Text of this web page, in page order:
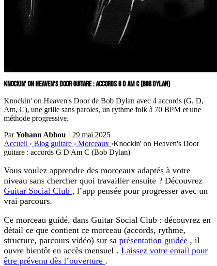
KNOCKIN' ON HEAVEN'S DOOR GUITARE : ACCORDS G D AM C (BOB DYLAN)
Knockin' on Heaven's Door de Bob Dylan avec 4 accords (G, D,
Am, C), une grille sans paroles, un rythme folk à 70 BPM et une
méthode progressive.
ParYohann Abbou · 29 mai 2025
Accueil › Blog guitare › Morceaux ›Knockin' on Heaven's Door
guitare : accords G D Am C (Bob Dylan)
Vous voulez apprendre des morceaux adaptés à votre
niveau sans chercher quoi travailler ensuite ? Découvrez
Guitar Social Club , l’app pensée pour progresser avec un
vrai parcours.
Ce morceau guidé, dans Guitar Social Club : découvrez en
détail ce que contient ce morceau (accords, rythme,
structure, parcours vidéo) sur sa présentation guidée , il
ouvre bientôt en accès mensuel . Laissez votre email pour
être prévenu dès l’ouverture .